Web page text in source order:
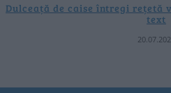
Dulceață de caise întregi rețetă
text